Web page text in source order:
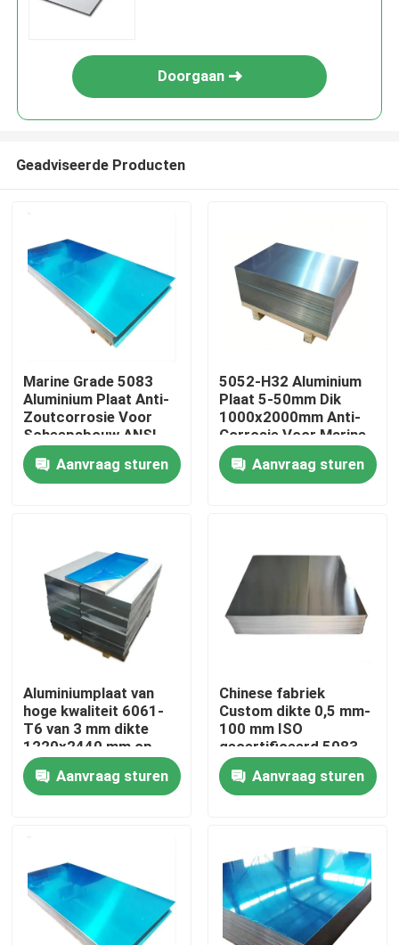
Thuis
Producten
Over ons
Fabriekstocht
Kwaliteitscontrole
Neem contact met ons op
Vraag een offerte
De Bladen van de roestvrij staalplaat
Doorgaan
Geadviseerde Producten
Marine Grade 5083
Aluminium Plaat Anti-
Zoutcorrosie Voor
Scheepsbouw ANSI
Gecertificeerd
Aanvraag sturen
5052-H32 Aluminium
Plaat 5-50mm Dik
1000x2000mm Anti-
Corrosie Voor Marine
Constructie
Aanvraag sturen
Aluminiumplaat van
hoge kwaliteit 6061-
T6 van 3 mm dikte
1220x2440 mm op
maat gesneden voor
industriële toepassing
in de luchtvaart
Aanvraag sturen
Chinese fabriek
Custom dikte 0,5 mm-
100 mm ISO
gecertificeerd 5083
H111 legering 1060
Pure aluminium plaat
Aanvraag sturen